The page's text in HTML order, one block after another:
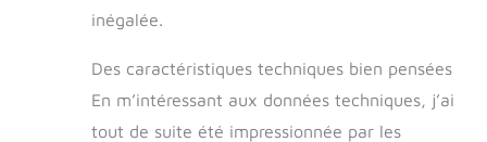
mangeoire à eau est
de 3,5 l (y compris
la base), ce qui peut
être utilisé pour les
inégalée.
Des caractéristiques techniques bien pensées
En m’intéressant aux données techniques, j’ai
tout de suite été impressionnée par les